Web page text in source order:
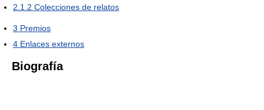
2.1.2 Colecciones de relatos
3 Premios
4 Enlaces externos
Biografía